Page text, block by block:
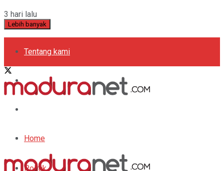
3 hari lalu
Lebih banyak
Tentang kami
Kebijakan Privasi
Periklanan
Home
Politik